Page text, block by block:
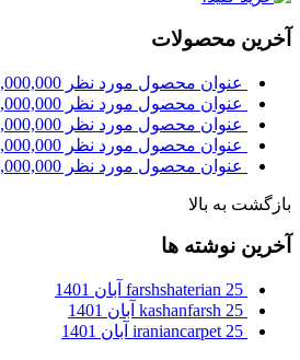
آخرین محصولات
عنوان محصول مورد نظر
عنوان محصول مورد نظر
عنوان محصول مورد نظر
عنوان محصول مورد نظر
عنوان محصول مورد نظر
بازگشت به بالا
آخرین نوشته ها
farshshaterian 25 آبان 1401
kashanfarsh 25 آبان 1401
iraniancarpet 25 آبان 1401